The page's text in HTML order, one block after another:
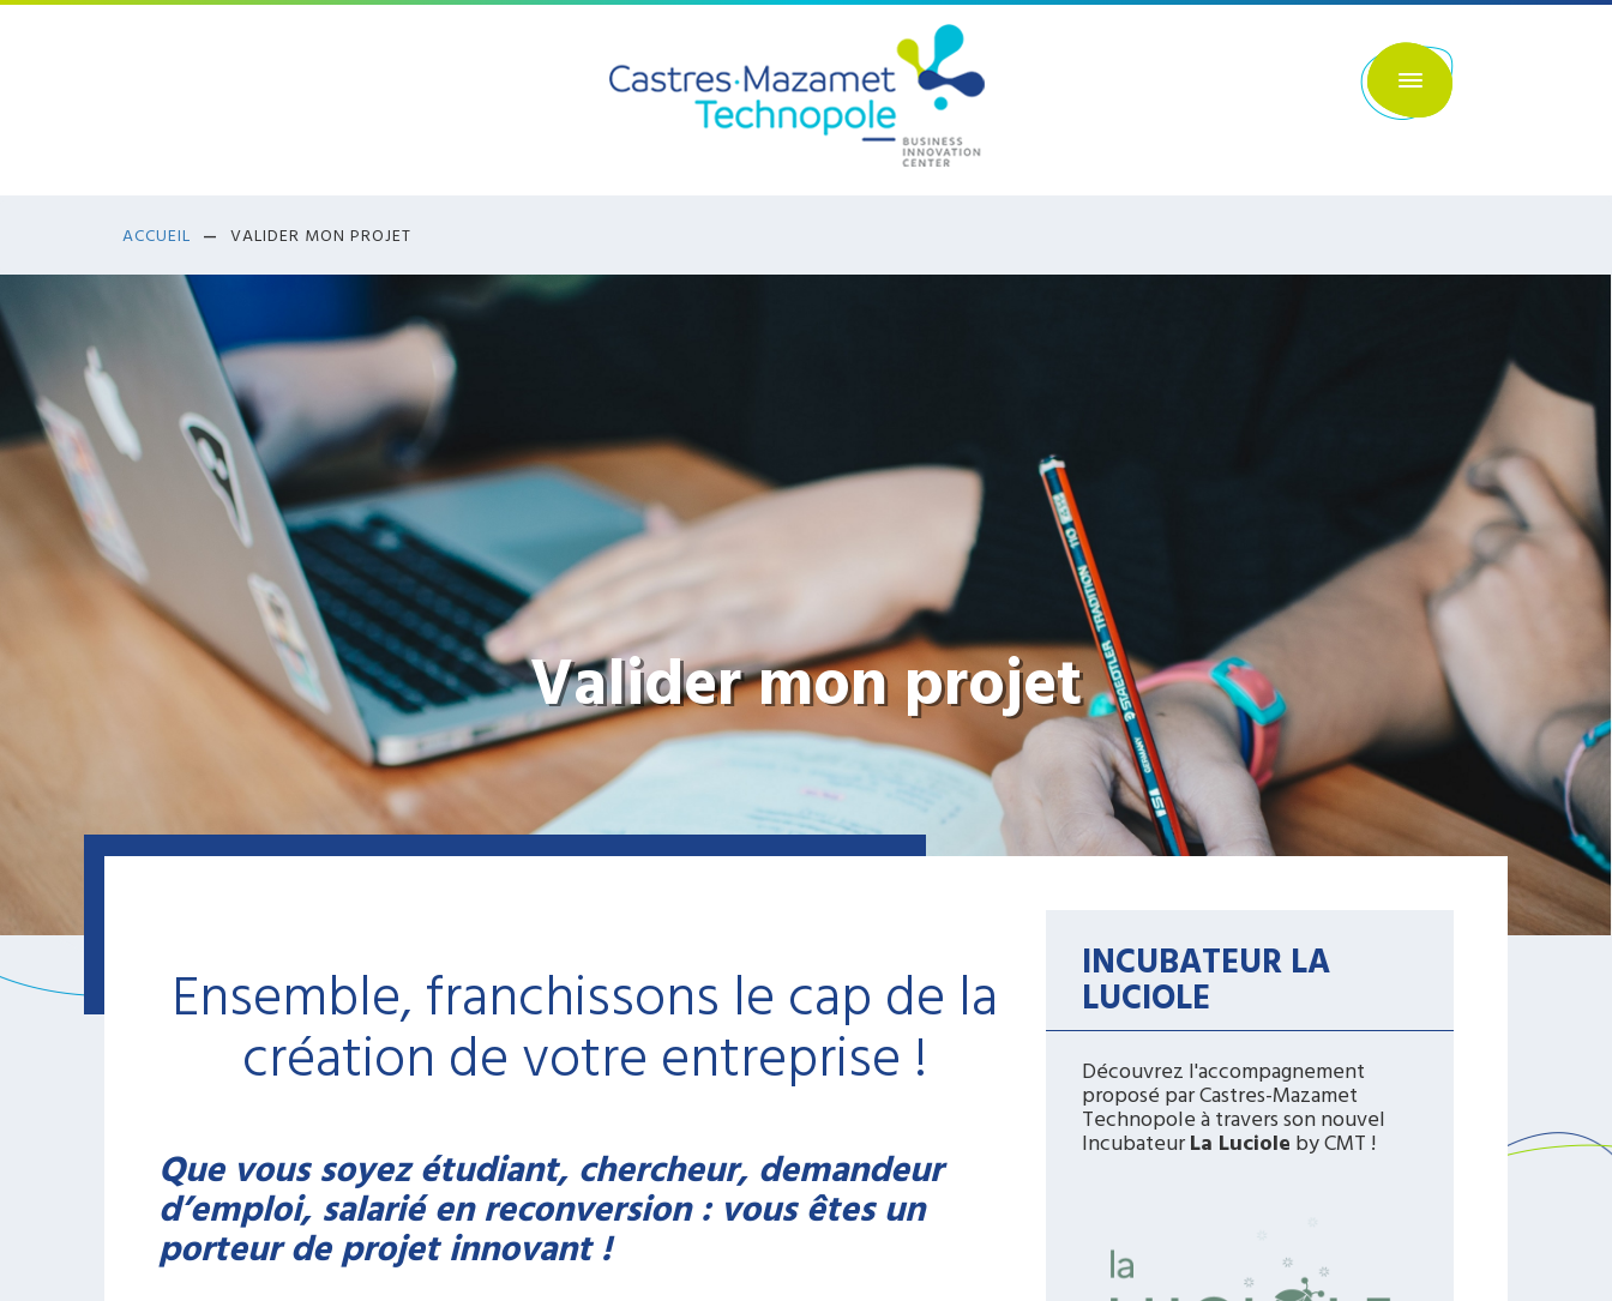
Aller
ACCUEIL VALIDER MON PROJET
Valider mon projet
Ensemble, franchissons le cap de la
création de votre entreprise !
Que vous soyez étudiant, chercheur, demandeur
d’emploi, salarié en reconversion : vous êtes un
porteur de projet innovant !
INCUBATEUR LA
LUCIOLE
Découvrez l'accompagnement
proposé par Castres-Mazamet
Technopole à travers son nouvel
IncubateurLa Luciole by CMT !